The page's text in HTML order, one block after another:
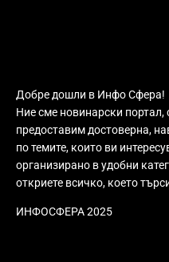
Добре дошли в Инфо Сфера!
Ние сме новинарски портал,
предоставим достоверна,
по темите, които ви
организирано в удобни
откриете всичко, което
ИНФОСФЕРА 2025